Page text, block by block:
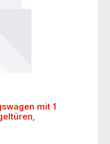
mit 1